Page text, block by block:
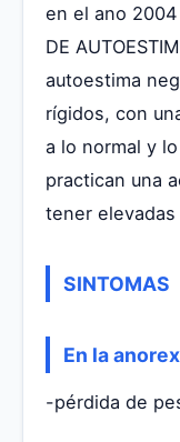
en el ano 2004
DE
autoestima
rígidos, con
a lo normal y
practican una
tener
SINTOMAS
En la
-pérdida de